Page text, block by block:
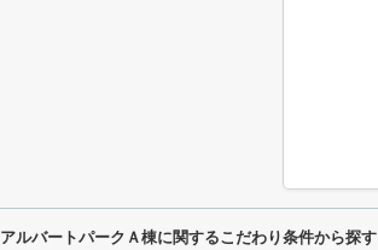
アルバートパークＡ棟に関するこだわり条件から探す